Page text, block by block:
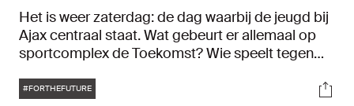
Het is weer zaterdag: de dag waarbij de jeugd bij
Ajax centraal staat. Wat gebeurt er allemaal op
sportcomplex de Toekomst? Wie speelt tegen
Dat vind je hier bij het Toekomst-alert.
Tags
#FORTHEFUTURE